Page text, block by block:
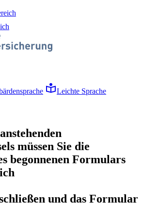
Leichte Sprache
müssen Sie die
begonnenen Formulars
und das Formular